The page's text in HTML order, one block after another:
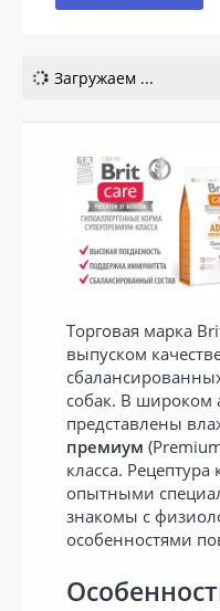
Загружаем ...
Торговая марка
выпуском
собак. В широком
представлены
премиум
класса. Рецептура
опытными
знакомы с
особенностями